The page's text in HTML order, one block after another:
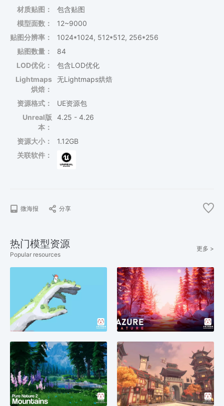
材质贴图：
包含贴图
模型面数：
12~9000
贴图分辨率：
1024*1024, 512*512, 256*256
贴图数量：
84
LOD优化：
包含LOD优化
Lightmaps
烘焙：
无Lightmaps烘焙
资源格式：
UE资源包
Unreal版
本：
4.25 - 4.26
资源大小：
1.12GB
关联软件：
微海报 分享
热门模型资源
Popular resources
更多 >